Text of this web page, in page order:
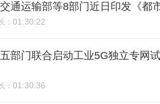
通运输部等8部门近日印发《都
： 01:30:22
部门联合启动工业5G独立专网
： 01:30:36